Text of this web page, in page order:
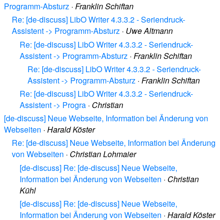
Programm-Absturz · Franklin Schiftan
Re: [de-discuss] LibO Writer 4.3.3.2 - Seriendruck-
Assistent -> Programm-Absturz · Uwe Altmann
Re: [de-discuss] LibO Writer 4.3.3.2 - Seriendruck-
Assistent -> Programm-Absturz · Franklin Schiftan
Re: [de-discuss] LibO Writer 4.3.3.2 - Seriendruck-
Assistent -> Programm-Absturz · Franklin Schiftan
Re: [de-discuss] LibO Writer 4.3.3.2 - Seriendruck-
Assistent -> Progra · Christian
[de-discuss] Neue Webseite, Information bei Änderung von
Webseiten · Harald Köster
Re: [de-discuss] Neue Webseite, Information bei Änderung
von Webseiten · Christian Lohmaier
[de-discuss] Re: [de-discuss] Neue Webseite,
Information bei Änderung von Webseiten · Christian
Kühl
[de-discuss] Re: [de-discuss] Neue Webseite,
Information bei Änderung von Webseiten · Harald Köster